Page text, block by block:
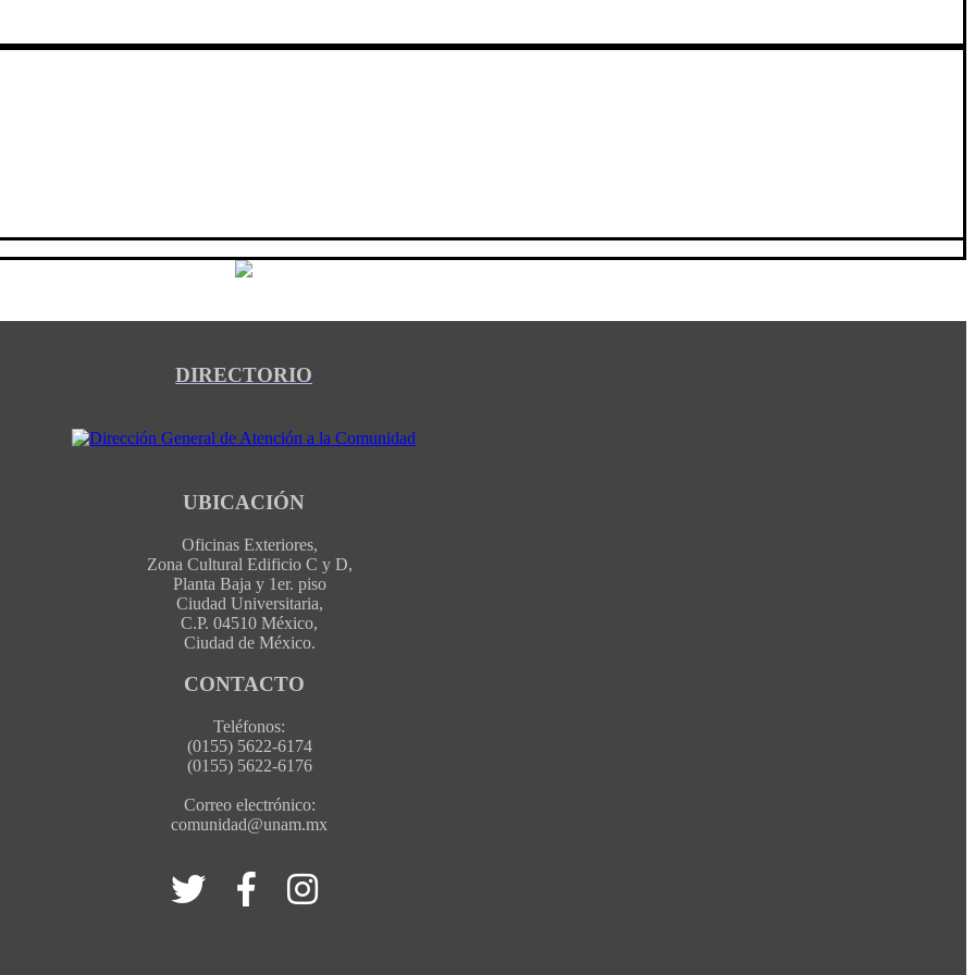
DIRECTORIO
UBICACIÓN
Oficinas Exteriores,
Zona Cultural Edificio C y D,
Planta Baja y 1er. piso
Ciudad Universitaria,
C.P. 04510 México,
Ciudad de México.
CONTACTO
Teléfonos:
(0155) 5622-6174
(0155) 5622-6176
Correo electrónico:
comunidad@unam.mx